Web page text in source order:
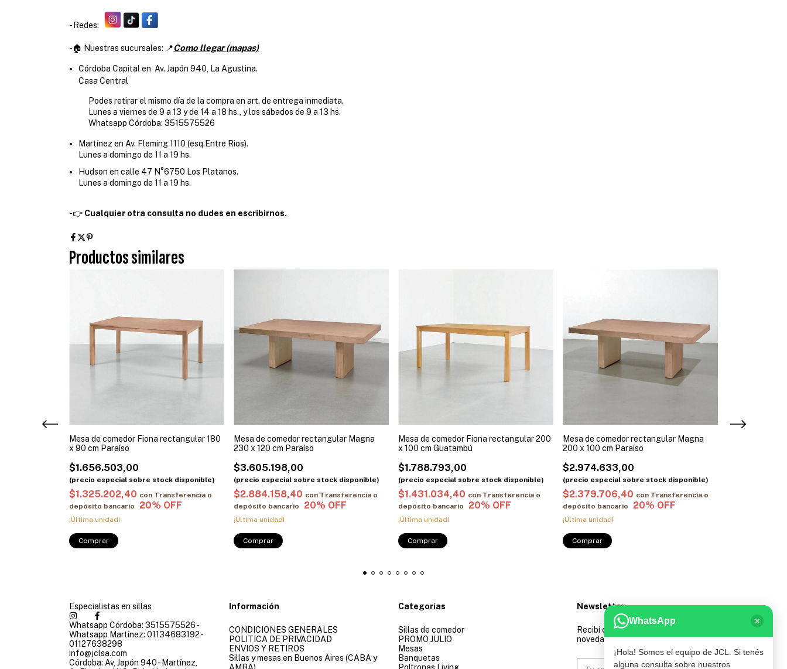
- Redes:
-🏠 Nuestras sucursales: 📍Como llegar (mapas)
Córdoba Capital en Av. Japón 940, La Agustina.
Casa Central
Podes retirar el mismo día de la compra en art. de entrega inmediata.
Lunes a viernes de 9 a 13 y de 14 a 18 hs., y los sábados de 9 a 13 hs.
Whatsapp Córdoba: 3515575526
Martínez en Av. Fleming 1110 (esq.Entre Rios).
Lunes a domingo de 11 a 19 hs.
Hudson en calle 47 N°6750 Los Platanos.
Lunes a domingo de 11 a 19 hs.
-👉 Cualquier otra consulta no dudes en escribirnos.
Productos similares
Mesa de comedor Fiona rectangular 180
x 90 cm Paraíso
$1.656.503,00
$1.325.202,40 con Transferencia o
depósito bancario
¡Última unidad!
Comprar
Mesa de comedor rectangular Magna
230 x 120 cm Paraíso
$3.605.198,00
$2.884.158,40 con Transferencia o
depósito bancario
¡Última unidad!
Comprar
Mesa de comedor Fiona rectangular 200
x 100 cm Guatambú
$1.788.793,00
$1.431.034,40 con Transferencia o
depósito bancario
¡Última unidad!
Comprar
Mesa de comedor rectangular Magna
200 x 100 cm Paraíso
$2.974.633,00
$2.379.706,40 con Transferencia o
depósito bancario
¡Última unidad!
Comprar
Especialistas en sillas
Whatsapp Córdoba: 3515575526 -
Whatsapp Martínez: 01134683192 -
01127638298
info@jclsa.com
Córdoba: Av, Japón 940 - Martínez,
Información
CONDICIONES GENERALES
POLITICA DE PRIVACIDAD
ENVIOS Y RETIROS
Sillas y mesas en Buenos Aires (CABA y
Categorías
Sillas de comedor
PROMO JULIO
Mesas
Banquetas
Newsletter
Recibí ofertas exclusivas y
novedades directamente en tu email.
WhatsApp ✕
¡Hola! Somos el equipo de JCL. Si tenés
alguna consulta sobre nuestros